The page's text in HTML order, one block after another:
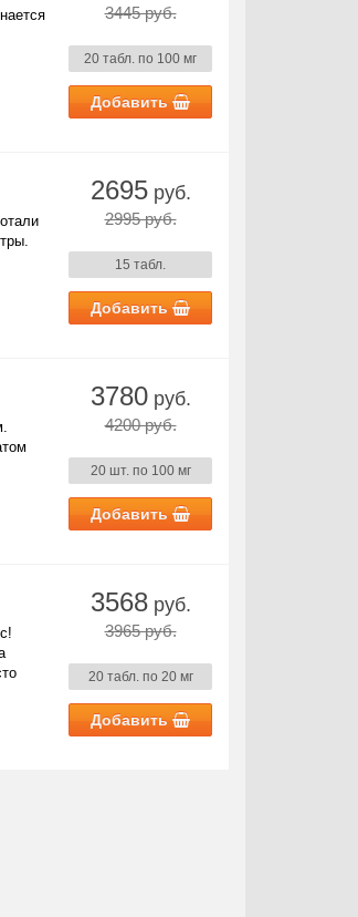
3445 руб.
20 табл. по 100 мг
Добавить
2695руб.
2995 руб.
15 табл.
Добавить
3780руб.
4200 руб.
20 шт. по 100 мг
Добавить
3568руб.
3965 руб.
20 табл. по 20 мг
Добавить